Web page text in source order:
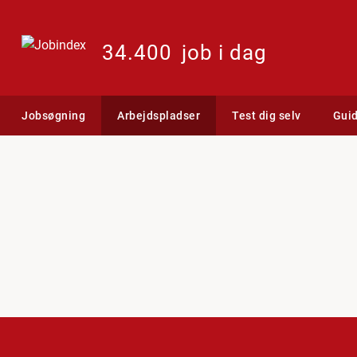
34.400 job i dag
Jobsøgning Arbejdspladser Test dig selv